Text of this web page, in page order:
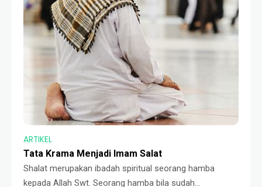
ARTIKEL
Tata Krama Menjadi Imam Salat
Shalat merupakan ibadah spiritual seorang hamba
kepada Allah Swt. Seorang hamba bila sudah